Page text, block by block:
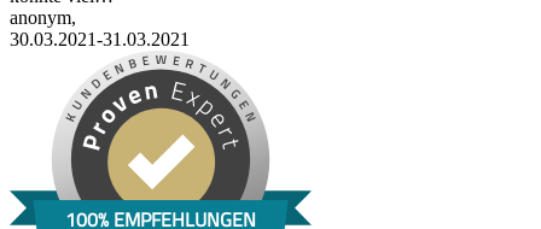
anonym,
30.03.2021-31.03.2021
100% EMPFEHLUNGEN